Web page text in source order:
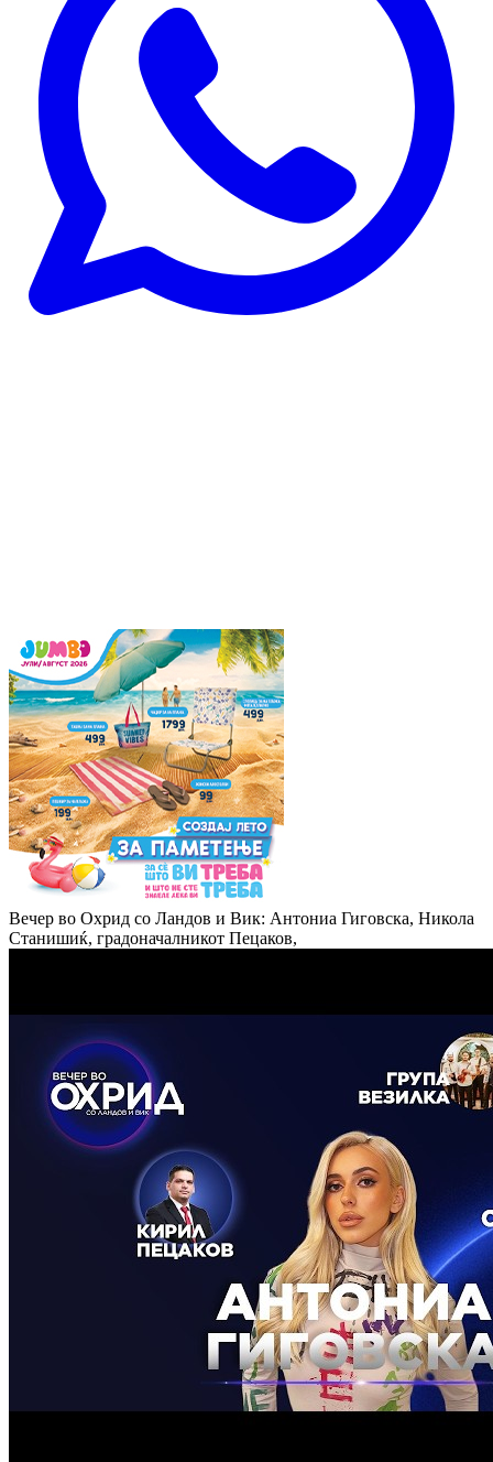
Вечер во Охрид со Ландов и Вик: Антониа Гиговска, Никола
Станишиќ, градоначалникот Пецаков,